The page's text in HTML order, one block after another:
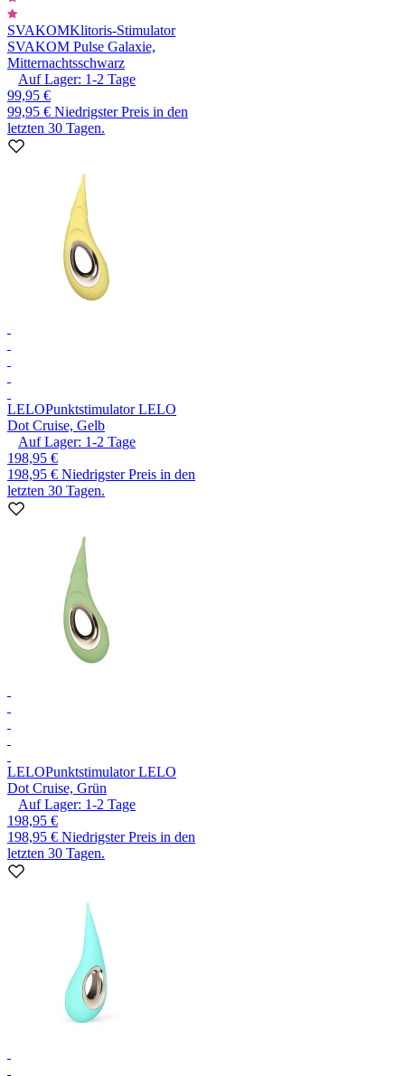
SVAKOMKlitoris-Stimulator
SVAKOM Pulse Galaxie,
Mitternachtsschwarz
Auf Lager: 1-2 Tage
99,95 €
99,95 € Niedrigster Preis in den
letzten 30 Tagen.
LELOPunktstimulator LELO
Dot Cruise, Gelb
Auf Lager: 1-2 Tage
198,95 €
198,95 € Niedrigster Preis in den
letzten 30 Tagen.
LELOPunktstimulator LELO
Dot Cruise, Grün
Auf Lager: 1-2 Tage
198,95 €
198,95 € Niedrigster Preis in den
letzten 30 Tagen.